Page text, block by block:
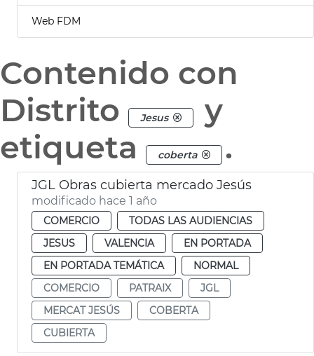
Web FDM
Contenido con
Distrito
Jesus
y
etiqueta
coberta .
JGL Obras cubierta mercado Jesús
modificado hace 1 año
COMERCIO
TODAS LAS AUDIENCIAS
JESUS
VALENCIA
EN PORTADA
EN PORTADA TEMÁTICA
NORMAL
COMERCIO
PATRAIX
JGL
MERCAT JESÚS
COBERTA
CUBIERTA